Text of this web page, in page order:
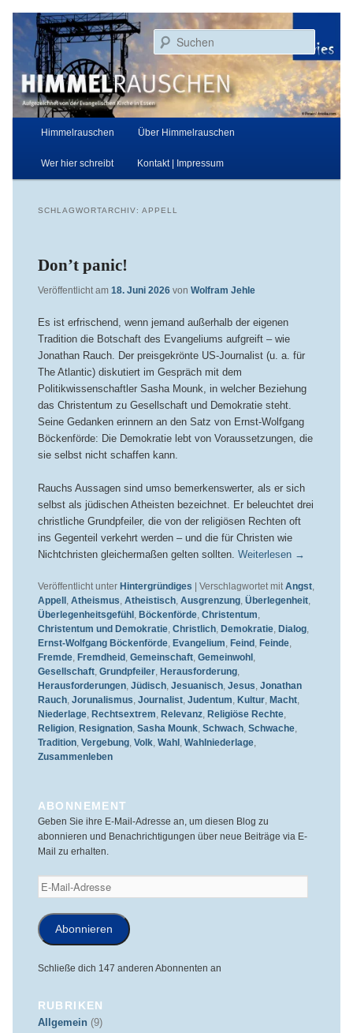
primären
Inhalt
springen
sekundären
Inhalt
springen
Himmelrauschen
Aufgezeichnet von der Evangelischen Kirche in Essen
Hauptmenü
Himmelrauschen Über Himmelrauschen
Wer hier schreibt Kontakt | Impressum
SCHLAGWORTARCHIV: APPELL
Don’t panic!
Veröffentlicht am 18. Juni 2026 von Wolfram Jehle
Es ist erfrischend, wenn jemand außerhalb der eigenen
Tradition die Botschaft des Evangeliums aufgreift – wie
Jonathan Rauch. Der preisgekrönte US-Journalist (u. a. für
The Atlantic) diskutiert im Gespräch mit dem
Politikwissenschaftler Sasha Mounk, in welcher Beziehung
das Christentum zu Gesellschaft und Demokratie steht.
Seine Gedanken erinnern an den Satz von Ernst-Wolfgang
Böckenförde: Die Demokratie lebt von Voraussetzungen, die
sie selbst nicht schaffen kann.
Rauchs Aussagen sind umso bemerkenswerter, als er sich
selbst als jüdischen Atheisten bezeichnet. Er beleuchtet drei
christliche Grundpfeiler, die von der religiösen Rechten oft
ins Gegenteil verkehrt werden – und die für Christen wie
Nichtchristen gleichermaßen gelten sollten. Weiterlesen →
Veröffentlicht unter Hintergründiges Verschlagwortet mit Angst,
Appell , Atheismus, Atheistisch, Ausgrenzung, Überlegenheit,
Überlegenheitsgefühl , Böckenförde, Christentum,
Christentum und Demokratie, Christlich, Demokratie, Dialog,
Ernst-Wolfgang Böckenförde, Evangelium, Feind , Feinde,
Fremde, Fremdheid , Gemeinschaft, Gemeinwohl ,
Gesellschaft, Grundpfeiler, Herausforderung,
Herausforderungen, Jüdisch, Jesuanisch, Jesus, Jonathan
Rauch, Jorunalismus, Journalist, Judentum, Kultur, Macht,
Niederlage, Rechtsextrem, Relevanz, Religiöse Rechte,
Religion, Resignation, Sasha Mounk, Schwach, Schwache,
Tradition, Vergebung, Volk, Wahl , Wahlniederlage,
Zusammenleben
ABONNEMENT
Geben Sie ihre E-Mail-Adresse an, um diesen Blog zu
abonnieren und Benachrichtigungen über neue Beiträge via E-
Mail zu erhalten.
E-
Mail-
Adresse
Abonnieren
Schließe dich 147 anderen Abonnenten an
RUBRIKEN
Allgemein (9)